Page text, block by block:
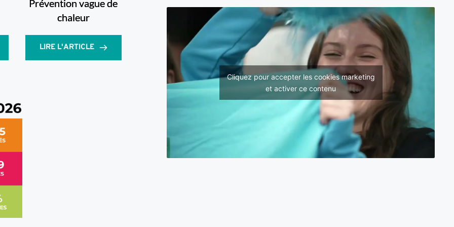
Prévention vague de
chaleur
LIRE L'ARTICLE
Cliquez pour accepter les cookies marketing
et activer ce contenu